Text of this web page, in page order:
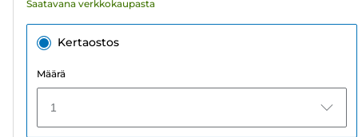
Saatavana verkkokaupasta
Kertaostos
Määrä
1